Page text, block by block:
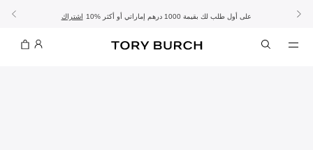
الموسم الجديد: إطلالات العملتسوّقي التشكيلة تشكيلة عيد الأضحىتسوقي اشتراك 10% على أول طلب لك بقيمة 1000 درهم إماراتي أو أكثر تفاصيل - الشحن المجاني تفاصيل - تسوق الآن واستلم في المتجر